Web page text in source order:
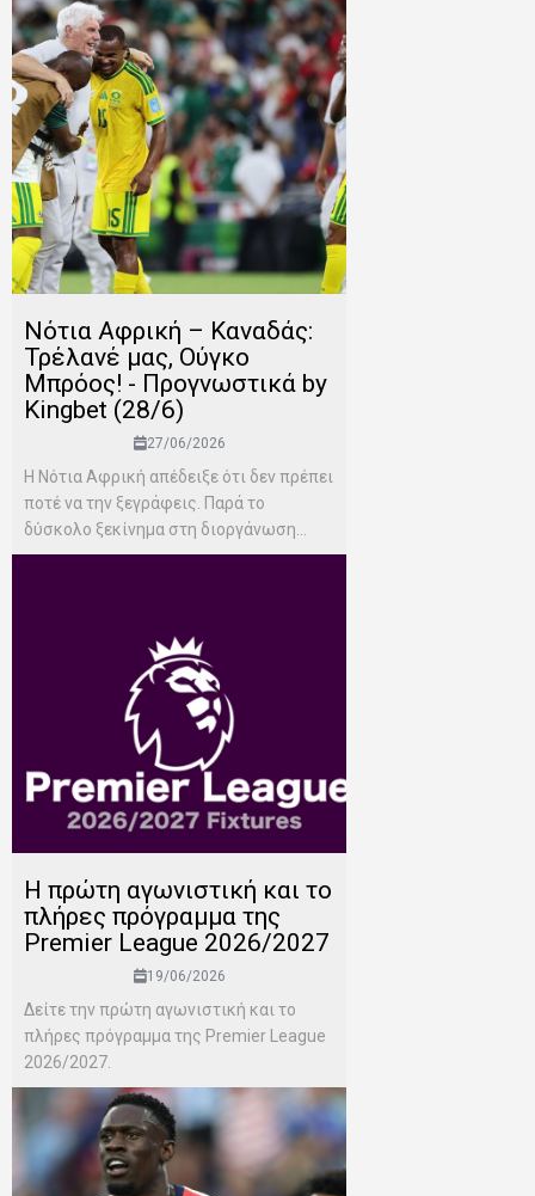
Νότια Αφρική – Καναδάς:
Τρέλανέ μας, Ούγκο
Μπρόος! - Προγνωστικά by
Kingbet (28/6)
27/06/2026
Η Νότια Αφρική απέδειξε ότι δεν πρέπει
ποτέ να την ξεγράφεις. Παρά το
δύσκολο ξεκίνημα στη διοργάνωση...
H πρώτη αγωνιστική και το
πλήρες πρόγραμμα της
Premier League 2026/2027
19/06/2026
Δείτε την πρώτη αγωνιστική και το
πλήρες πρόγραμμα της Premier League
2026/2027.